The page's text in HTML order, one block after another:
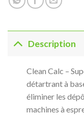
Description
Clean Calc –
détartrant à
éliminer les
machines à